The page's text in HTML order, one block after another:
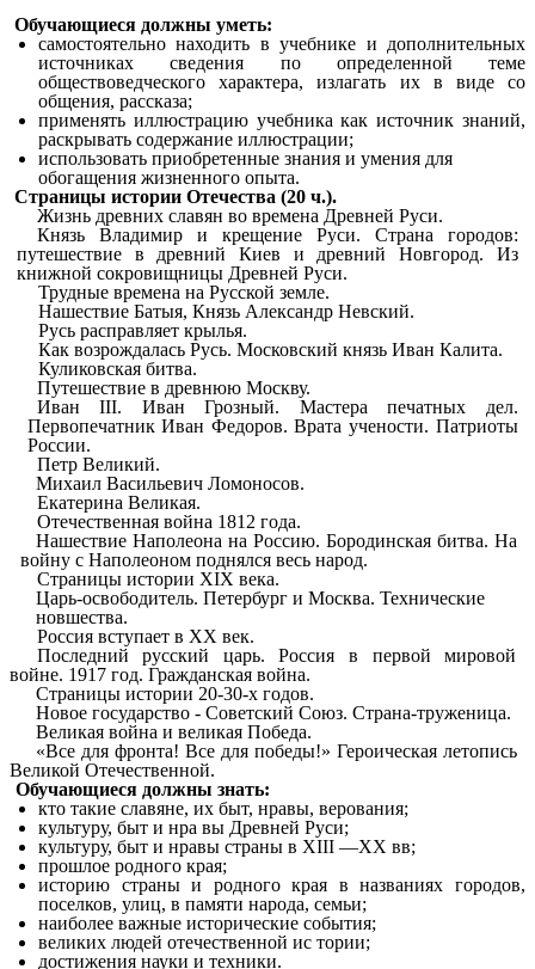
Обучающиеся должны уметь:
самостоятельно находить в учебнике и дополнительных
источниках сведения по определенной теме
обществоведческого характера, излагать их в виде со
общения, рассказа;
применять иллюстрацию учебника как источник знаний,
раскрывать содержание иллюстрации;
использовать приобретенные знания и умения для
обогащения жизненного опыта.
Страницы истории Отечества (20 ч.).
Жизнь древних славян во времена Древней Руси.
Князь Владимир и крещение Руси. Страна городов:
путешествие в древний Киев и древний Новгород. Из
книжной сокровищницы Древней Руси.
Трудные времена на Русской земле.
Нашествие Батыя, Князь Александр Невский.
Русь расправляет крылья.
Как возрождалась Русь. Московский князь Иван Калита.
Куликовская битва.
Путешествие в древнюю Москву.
Иван III. Иван Грозный. Мастера печатных дел.
Первопечатник Иван Федоров. Врата учености. Патриоты
России.
Петр Великий.
Михаил Васильевич Ломоносов.
Екатерина Великая.
Отечественная война 1812 года.
Нашествие Наполеона на Россию. Бородинская битва. На
войну с Наполеоном поднялся весь народ.
Страницы истории XIX века.
Царь-освободитель. Петербург и Москва. Технические
новшества.
Россия вступает в XX век.
Последний русский царь. Россия в первой мировой
войне. 1917 год. Гражданская война.
Страницы истории 20-30-х годов.
Новое государство - Советский Союз. Страна-труженица.
Великая война и великая Победа.
«Все для фронта! Все для победы!» Героическая летопись
Великой Отечественной.
Обучающиеся должны знать:
кто такие славяне, их быт, нравы, верования;
культуру, быт и нра вы Древней Руси;
культуру, быт и нравы страны в XIII —XX вв;
прошлое родного края;
историю страны и родного края в названиях городов,
поселков, улиц, в памяти народа, семьи;
наиболее важные исторические события;
великих людей отечественной ис тории;
достижения науки и техники.